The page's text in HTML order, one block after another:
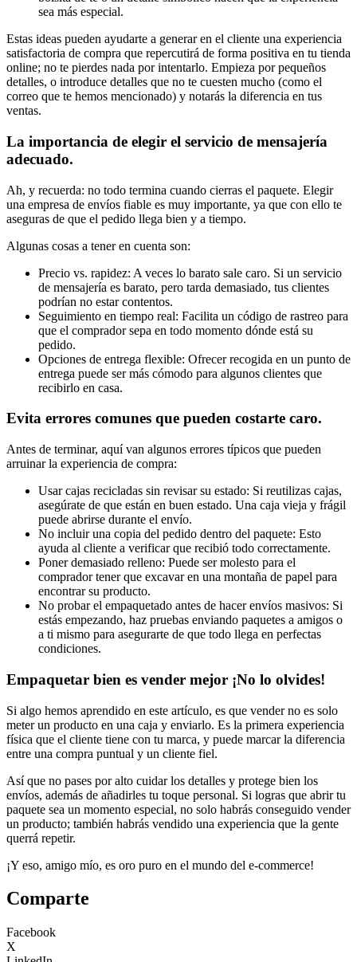
sea más especial.
Estas ideas pueden ayudarte a generar en el cliente una experiencia
satisfactoria de compra que repercutirá de forma positiva en tu tienda
online; no te pierdes nada por intentarlo. Empieza por pequeños
detalles, o introduce detalles que no te cuesten mucho (como el
correo que te hemos mencionado) y notarás la diferencia en tus
ventas.
La importancia de elegir el servicio de mensajería
adecuado.
Ah, y recuerda: no todo termina cuando cierras el paquete. Elegir
una empresa de envíos fiable es muy importante, ya que con ello te
aseguras de que el pedido llega bien y a tiempo.
Algunas cosas a tener en cuenta son:
Precio vs. rapidez: A veces lo barato sale caro. Si un servicio
de mensajería es barato, pero tarda demasiado, tus clientes
podrían no estar contentos.
Seguimiento en tiempo real: Facilita un código de rastreo para
que el comprador sepa en todo momento dónde está su
pedido.
Opciones de entrega flexible: Ofrecer recogida en un punto de
entrega puede ser más cómodo para algunos clientes que
recibirlo en casa.
Evita errores comunes que pueden costarte caro.
Antes de terminar, aquí van algunos errores típicos que pueden
arruinar la experiencia de compra:
Usar cajas recicladas sin revisar su estado: Si reutilizas cajas,
asegúrate de que están en buen estado. Una caja vieja y frágil
puede abrirse durante el envío.
No incluir una copia del pedido dentro del paquete: Esto
ayuda al cliente a verificar que recibió todo correctamente.
Poner demasiado relleno: Puede ser molesto para el
comprador tener que excavar en una montaña de papel para
encontrar su producto.
No probar el empaquetado antes de hacer envíos masivos: Si
estás empezando, haz pruebas enviando paquetes a amigos o
a ti mismo para asegurarte de que todo llega en perfectas
condiciones.
Empaquetar bien es vender mejor ¡No lo olvides!
Si algo hemos aprendido en este artículo, es que vender no es solo
meter un producto en una caja y enviarlo. Es la primera experiencia
física que el cliente tiene con tu marca, y puede marcar la diferencia
entre una compra puntual y un cliente fiel.
Así que no pases por alto cuidar los detalles y protege bien los
envíos, además de añadirles tu toque personal. Si logras que abrir tu
paquete sea un momento especial, no solo habrás conseguido vender
un producto; también habrás vendido una experiencia que la gente
querrá repetir.
¡Y eso, amigo mío, es oro puro en el mundo del e-commerce!
Comparte
Facebook
X